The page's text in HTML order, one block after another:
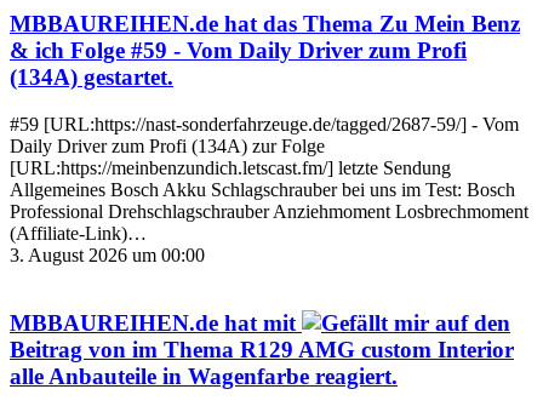
MBBAUREIHEN.de hat das Thema Zu Mein Benz
& ich Folge #59 - Vom Daily Driver zum Profi
(134A) gestartet.
#59 [URL:https://nast-sonderfahrzeuge.de/tagged/2687-59/] - Vom
Daily Driver zum Profi (134A) zur Folge
[URL:https://meinbenzundich.letscast.fm/] letzte Sendung
Allgemeines Bosch Akku Schlagschrauber bei uns im Test: Bosch
Professional Drehschlagschrauber Anziehmoment Losbrechmoment
(Affiliate-Link)…
3. August 2026 um 00:00
MBBAUREIHEN.de hat mit
auf den
Beitrag von im Thema R129 AMG custom Interior
alle Anbauteile in Wagenfarbe reagiert.